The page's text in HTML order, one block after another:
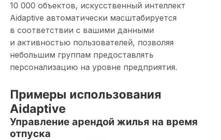
10 000 объектов, искусственный интеллект
Aidaptive автоматически масштабируется
в соответствии с вашими данными
и активностью пользователей, позволяя
небольшим группам предоставлять
персонализацию на уровне предприятия.
Примеры использования
Aidaptive
Управление арендой жилья на время
отпуска